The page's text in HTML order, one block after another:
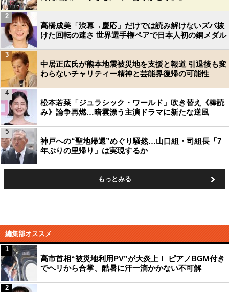
高橋成美「渋幕→慶応」だけでは読み解けないズバ抜
けた回転の速さ 世界選手権ペアで日本人初の銅メダル
2
中居正広氏が熊本地震被災地を支援と報道 引退後も変
わらないチャリティー精神と芸能界復帰の可能性
3
松本若菜「ジュラシック・ワールド」吹き替え《棒読
み》論争再燃…暗雲漂う主演ドラマに新たな逆風
4
神戸への“聖地帰還”めぐり騒然…山口組・司組長「7
年ぶりの里帰り」は実現するか
5
もっとみる
編集部オススメ
高市首相“被災地利用PV”が大炎上！ ピアノBGM付き
でヘリから合掌、酷暑に汗一滴かかない不可解
1
2